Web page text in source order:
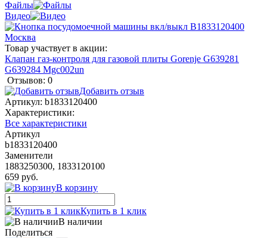
Файлы
Видео
Товар участвует в акции:
Клапан газ-контроля для газовой плиты Gorenje G639281
G639284 Mgc002un
Отзывов: 0
Добавить отзыв
Артикул: b1833120400
Характеристики:
Все характеристики
Артикул
b1833120400
Заменители
1883250300, 1833120100
659 руб.
В корзину
Купить в 1 клик
В наличии
Поделиться